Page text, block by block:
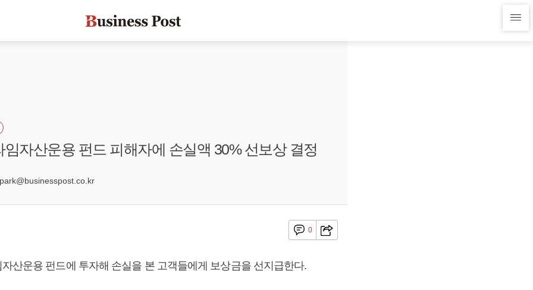
임자산운용 펀드 피해자에 손실액 30% 선보상 결정
0
산운용 펀드에 투자해 손실을 본 고객들에게 보상금을 선지급한다.